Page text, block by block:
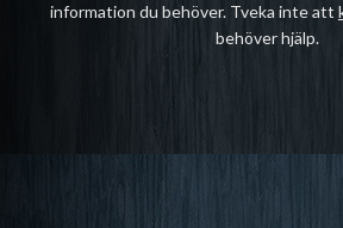
information du behöver. Tveka inte att
behöver hjälp.